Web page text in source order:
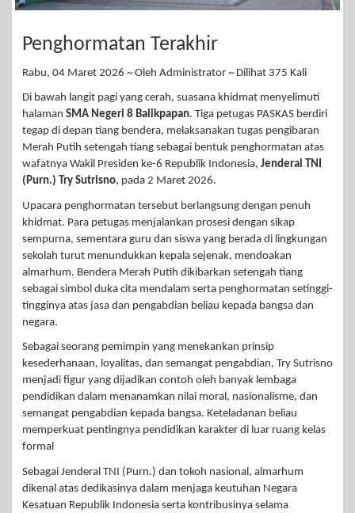
Penghormatan Terakhir
Rabu, 04 Maret 2026 ~ Oleh Administrator ~ Dilihat 375 Kali
Di bawah langit pagi yang cerah, suasana khidmat menyelimuti
halaman SMA Negeri 8 Balikpapan. Tiga petugas PASKAS berdiri
tegap di depan tiang bendera, melaksanakan tugas pengibaran
Merah Putih setengah tiang sebagai bentuk penghormatan atas
wafatnya Wakil Presiden ke-6 Republik Indonesia, Jenderal TNI
(Purn.) Try Sutrisno, pada 2 Maret 2026.
Upacara penghormatan tersebut berlangsung dengan penuh
khidmat. Para petugas menjalankan prosesi dengan sikap
sempurna, sementara guru dan siswa yang berada di lingkungan
sekolah turut menundukkan kepala sejenak, mendoakan
almarhum. Bendera Merah Putih dikibarkan setengah tiang
sebagai simbol duka cita mendalam serta penghormatan setinggi-
tingginya atas jasa dan pengabdian beliau kepada bangsa dan
negara.
Sebagai seorang pemimpin yang menekankan prinsip
kesederhanaan, loyalitas, dan semangat pengabdian, Try Sutrisno
menjadi figur yang dijadikan contoh oleh banyak lembaga
pendidikan dalam menanamkan nilai moral, nasionalisme, dan
semangat pengabdian kepada bangsa. Keteladanan beliau
memperkuat pentingnya pendidikan karakter di luar ruang kelas
formal
Sebagai Jenderal TNI (Purn.) dan tokoh nasional, almarhum
dikenal atas dedikasinya dalam menjaga keutuhan Negara
Kesatuan Republik Indonesia serta kontribusinya selama